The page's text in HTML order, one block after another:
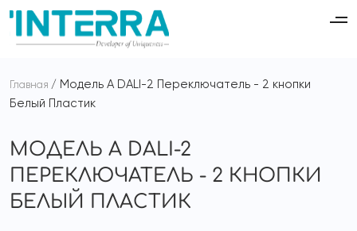
Главная
Модель A DALI-2 Переключатель - 2 кнопки
Белый Пластик
МОДЕЛЬ A DALI-2
ПЕРЕКЛЮЧАТЕЛЬ - 2 КНОПКИ
БЕЛЫЙ ПЛАСТИК